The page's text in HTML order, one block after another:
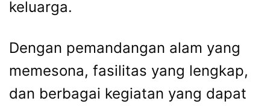
keluarga.
Dengan pemandangan alam yang
memesona, fasilitas yang lengkap,
dan berbagai kegiatan yang dapat